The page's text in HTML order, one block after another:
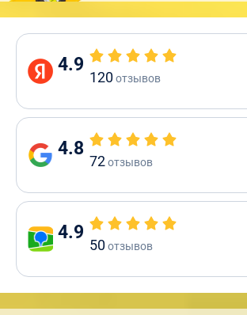
4.9
120отзывов
4.8
72отзывов
4.9
50отзывов